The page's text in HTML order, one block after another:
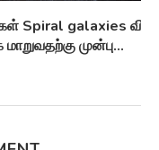
விண்மீன்